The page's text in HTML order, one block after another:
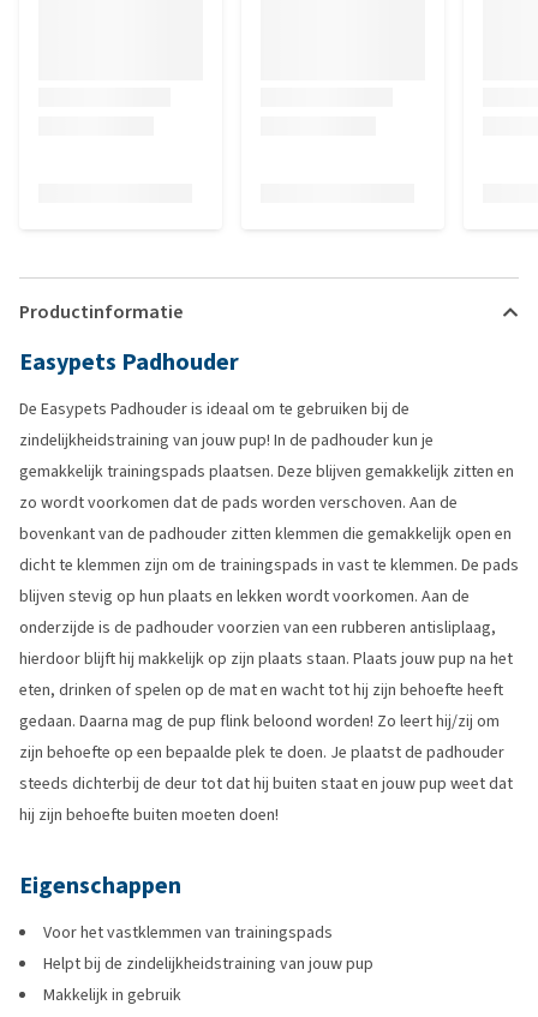
Productinformatie
Easypets Padhouder
De Easypets Padhouder is ideaal om te gebruiken bij de
zindelijkheidstraining van jouw pup! In de padhouder kun je
gemakkelijk trainingspads plaatsen. Deze blijven gemakkelijk zitten en
zo wordt voorkomen dat de pads worden verschoven. Aan de
bovenkant van de padhouder zitten klemmen die gemakkelijk open en
dicht te klemmen zijn om de trainingspads in vast te klemmen. De pads
blijven stevig op hun plaats en lekken wordt voorkomen. Aan de
onderzijde is de padhouder voorzien van een rubberen antisliplaag,
hierdoor blijft hij makkelijk op zijn plaats staan. Plaats jouw pup na het
eten, drinken of spelen op de mat en wacht tot hij zijn behoefte heeft
gedaan. Daarna mag de pup flink beloond worden! Zo leert hij/zij om
zijn behoefte op een bepaalde plek te doen. Je plaatst de padhouder
steeds dichterbij de deur tot dat hij buiten staat en jouw pup weet dat
hij zijn behoefte buiten moeten doen!
Eigenschappen
Voor het vastklemmen van trainingspads
Helpt bij de zindelijkheidstraining van jouw pup
Makkelijk in gebruik